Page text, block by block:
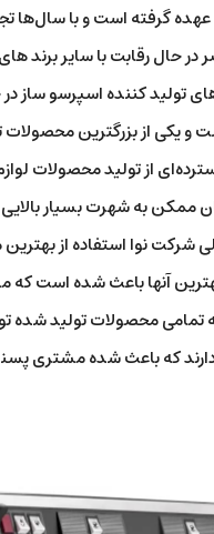
گرفته است و با سال‌ها
در حال رقابت با سایر
تولید کننده اسپرسو ساز
و یکی از بزرگترین
از تولید محصولات
ممکن به شهرت بسیار
شرکت نوا استفاده از
آنها باعث شده است
محصولات تولید شده
که باعث شده مشتری